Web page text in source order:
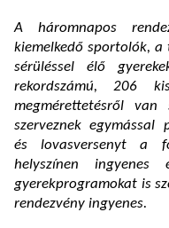
A háromnapos
kiemelkedő sportolók, a
sérüléssel élő
rekordszámú, 206
megmérettetésről
szerveznek egymással
és lovasversenyt a
helyszínen ingyenes
gyerekprogramokat is
rendezvény ingyenes.